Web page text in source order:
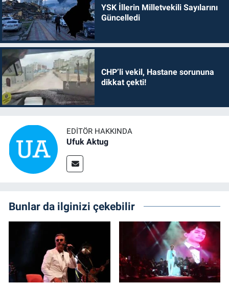
YSK İllerin Milletvekili Sayılarını
Güncelledi
CHP’li vekil, Hastane sorununa
dikkat çekti!
EDITÖR HAKKINDA
Ufuk Aktug
Bunlar da ilginizi çekebilir